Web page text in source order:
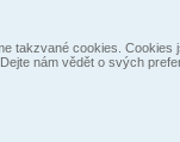
takzvané cookies.
nám vědět o svých